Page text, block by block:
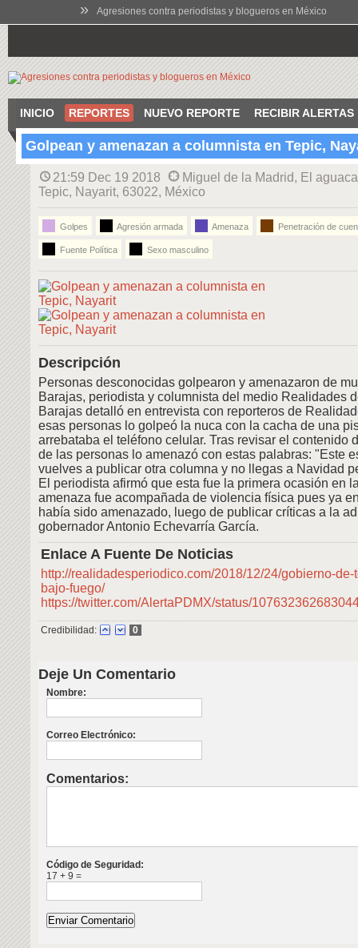
» Agresiones contra periodistas y blogueros en México
INICIO REPORTES NUEVO REPORTE RECIBIR ALERTAS
Golpean y amenazan a columnista en Tepic,
21:59 Dec 19 2018
Miguel de la Madrid, El
Tepic, Nayarit, 63022, México
Golpes Agresión armada Amenaza Penetración de
Fuente Política Sexo masculino
Descripción
Personas desconocidas golpearon y amenazaron de
Barajas, periodista y columnista del medio Realidades
Barajas detalló en entrevista con reporteros de
esas personas lo golpeó la nuca con la cacha de una
arrebataba el teléfono celular. Tras revisar el contenido
de las personas lo amenazó con estas palabras: "Este
vuelves a publicar otra columna y no llegas a Navidad
El periodista afirmó que esta fue la primera ocasión en
amenaza fue acompañada de violencia física pues ya
había sido amenazado, luego de publicar críticas a la
gobernador Antonio Echevarría García.
Enlace A Fuente De Noticias
http://realidadesperiodico.com/2018/12/24/gobierno-
bajo-fuego/
https://twitter.com/AlertaPDMX/status/
Credibilidad: 0
Deje Un Comentario
Nombre:
Correo Electrónico:
Comentarios:
Código de Seguridad:
17 + 9 =